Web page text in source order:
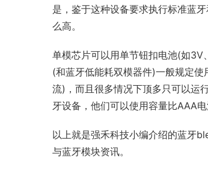
是，鉴于这种设备要求执行标准蓝
么高。
单模芯片可以用单节钮扣电池(如
(和蓝牙低能耗双模器件)一般规定
流)，而且很多情况下顶多只可以运
牙设备，他们可以使用容量比AAA电
以上就是强禾科技小编介绍的蓝牙
与蓝牙模块资讯。